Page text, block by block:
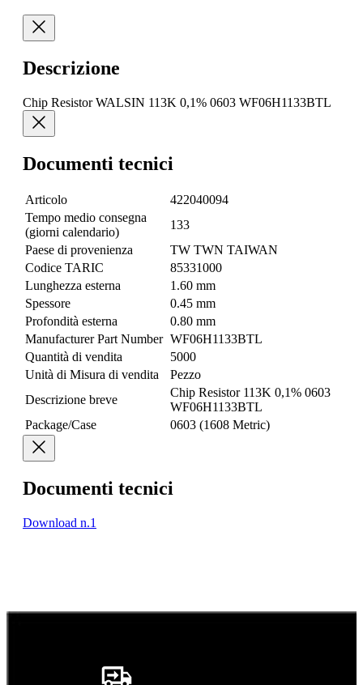
Descrizione
Chip Resistor WALSIN 113K 0,1% 0603 WF06H1133BTL
Documenti tecnici
Articolo
422040094
Tempo medio consegna
(giorni calendario)
133
Paese di provenienza
TW TWN TAIWAN
Codice TARIC
85331000
Lunghezza esterna
1.60 mm
Spessore
0.45 mm
Profondità esterna
0.80 mm
Manufacturer Part Number WF06H1133BTL
Quantità di vendita
5000
Unità di Misura di vendita
Pezzo
Descrizione breve
Chip Resistor 113K 0,1% 0603
WF06H1133BTL
Package/Case
0603 (1608 Metric)
Documenti tecnici
Download n.1